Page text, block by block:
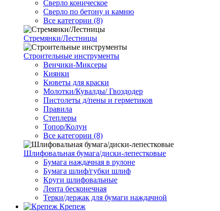
Сверло коническое
Сверло по бетону и камню
Все категории (8)
Стремянки/Лестницы
Строительные инструменты
Венчики-Миксеры
Киянки
Кюветы для краски
Молотки/Кувалды/ Гвоздодер
Пистолеты д/пены и герметиков
Правила
Степлеры
Топор/Колун
Все категории (8)
Шлифовальная бумага/диски-лепестковые
Бумага наждачная в рулоне
Бумага шлиф/губки шлиф
Круги шлифовальные
Лента бесконечная
Терки/держак для бумаги наждачной
Крепеж